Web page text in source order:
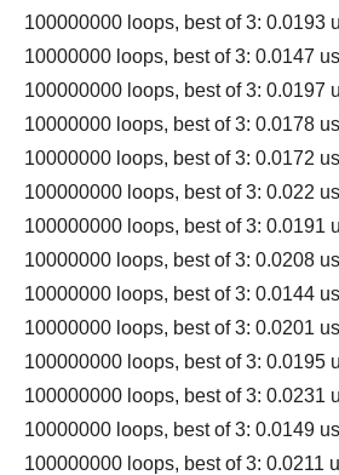
100000000 loops, best of 3: 0.0193
10000000 loops, best of 3: 0.0147
100000000 loops, best of 3: 0.0197
10000000 loops, best of 3: 0.0178
10000000 loops, best of 3: 0.0172
100000000 loops, best of 3: 0.022
100000000 loops, best of 3: 0.0191
10000000 loops, best of 3: 0.0208
10000000 loops, best of 3: 0.0144
10000000 loops, best of 3: 0.0201
100000000 loops, best of 3: 0.0195
100000000 loops, best of 3: 0.0231
10000000 loops, best of 3: 0.0149
100000000 loops, best of 3: 0.0211